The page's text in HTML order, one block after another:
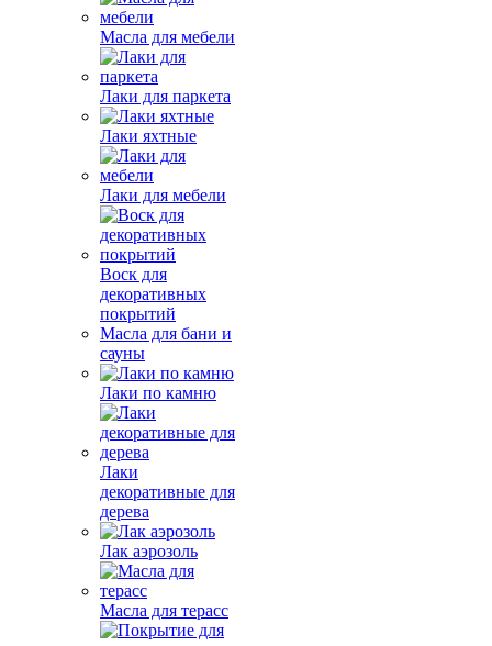
Масла для мебели
Лаки для паркета
Лаки яхтные
Лаки для мебели
Воск для
декоративных
покрытий
Масла для бани и
сауны
Лаки по камню
Лаки
декоративные для
дерева
Лак аэрозоль
Масла для терасс